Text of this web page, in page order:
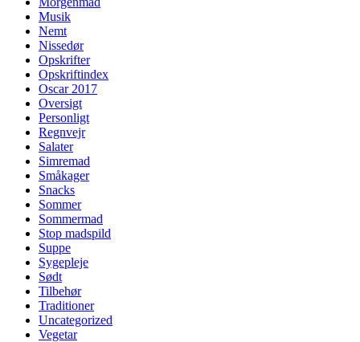
Musik
Nemt
Nissedør
Opskrifter
Opskriftindex
Oscar 2017
Oversigt
Personligt
Regnvejr
Salater
Simremad
Småkager
Snacks
Sommer
Sommermad
Stop madspild
Suppe
Sygepleje
Sødt
Tilbehør
Traditioner
Uncategorized
Vegetar